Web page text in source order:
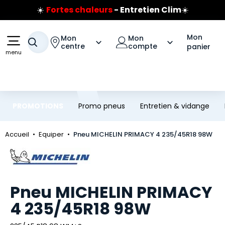
Aller au contenu principal
Aller à la navigation
☀️ Fortes chaleurs- Entretien Clim☀️
Prix coûtant pneus Bridgestone
🔥
Jusqu'à 120€ remboursés
sur les pneus Bridgestone
menu
Votre recherche
Mon
centre
Mon
compte
Mon
panier
Promo pneus Entretien & vidange
Accueil Equiper Pneu MICHELIN PRIMACY 4 235/45R18 98W
Marque
Pneu MICHELIN PRIMACY
4 235/45R18 98W